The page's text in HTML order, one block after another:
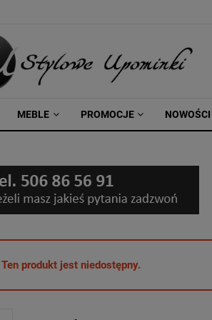
MEBLE PROMOCJE NOWOŚCI
Ten produkt jest niedostępny.